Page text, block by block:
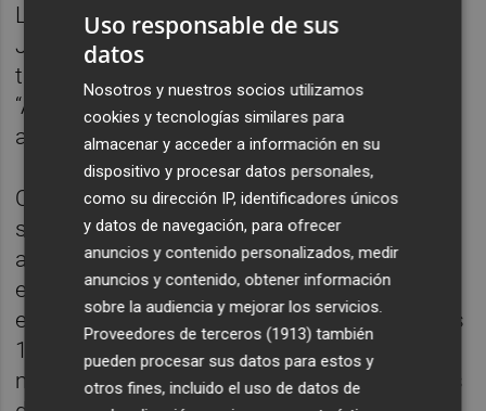
League le ha dado a Diame, a un año de los
Juegos Olímpicos de París, un poso para
tutear a las grandes de la especialidad.
“Antes sí que me achantaba, ahora ya no me
achanta competir con ellas”.
Quique Llopis alcanzó su primer objetivo en
su segunda presencia en un Mundial. El
atleta de Bellrreguad aguantó el primer
encuentro con los grandes de la
especialidad y alcanzó las semifinales de los
110 metros vallas con la segunda mejor
marca de su vida (13.33). El atleta del Playas
Uso responsable de sus
datos
Nosotros y nuestros socios utilizamos
cookies y tecnologías similares para
almacenar y acceder a información en su
dispositivo y procesar datos personales,
como su dirección IP, identificadores únicos
y datos de navegación, para ofrecer
anuncios y contenido personalizados, medir
anuncios y contenido, obtener información
sobre la audiencia y mejorar los servicios.
Proveedores de terceros (1913) también
pueden procesar sus datos para estos y
otros fines, incluido el uso de datos de